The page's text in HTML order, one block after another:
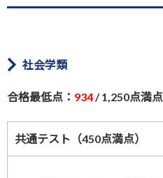
社会学類
合格最低点： 934/ 1,250点満点
共通テスト（450点満点）